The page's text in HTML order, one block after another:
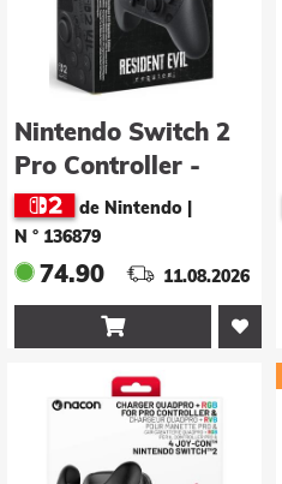
Nintendo Switch 2
Pro Controller -
Resident Evil
Requiem Edition
de Nintendo
N ° 136879
74.90 11.08.2026
